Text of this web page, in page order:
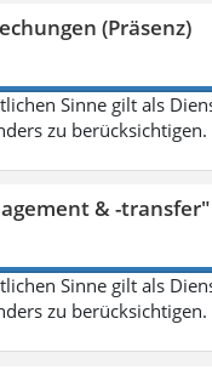
(Präsenz)
Sinne gilt als
zu berücksichtigen.
& -
Sinne gilt als
zu berücksichtigen.